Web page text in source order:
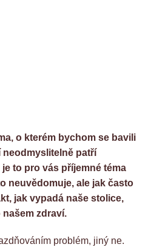
o kterém bychom se bavili
neodmyslitelně patří
to pro vás příjemné téma
neuvědomuje, ale jak často
jak vypadá naše stolice,
zdraví.
problém, jiný ne.